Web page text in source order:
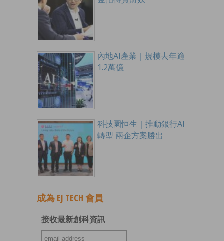
內地AI產業｜規模去年逾
1.2萬億
科技園恒生｜推動銀行AI
轉型 兩企方案勝出
成為 EJ TECH 會員
接收最新創科資訊